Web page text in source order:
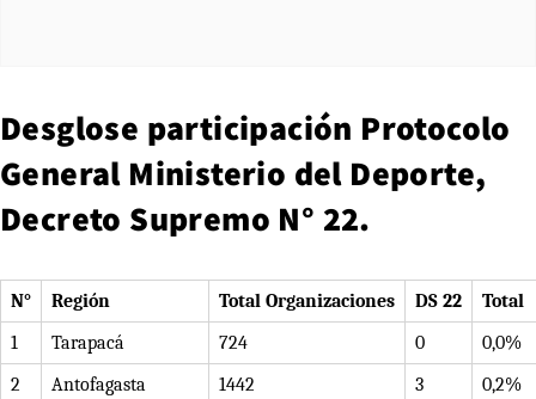
Desglose participación Protocolo
General Ministerio del Deporte,
Decreto Supremo N° 22.
N° Región Total Organizaciones DS 22
Total
1
Tarapacá 724 0
0,0%
2
Antofagasta 1442 3
0,2%